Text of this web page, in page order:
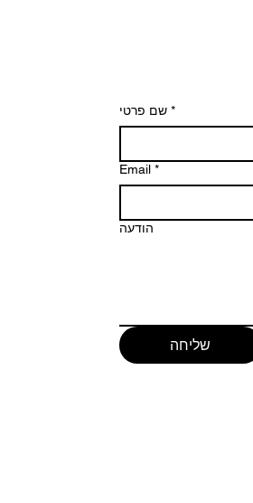
שם פרטי *
Email *
הודעה
שליחה